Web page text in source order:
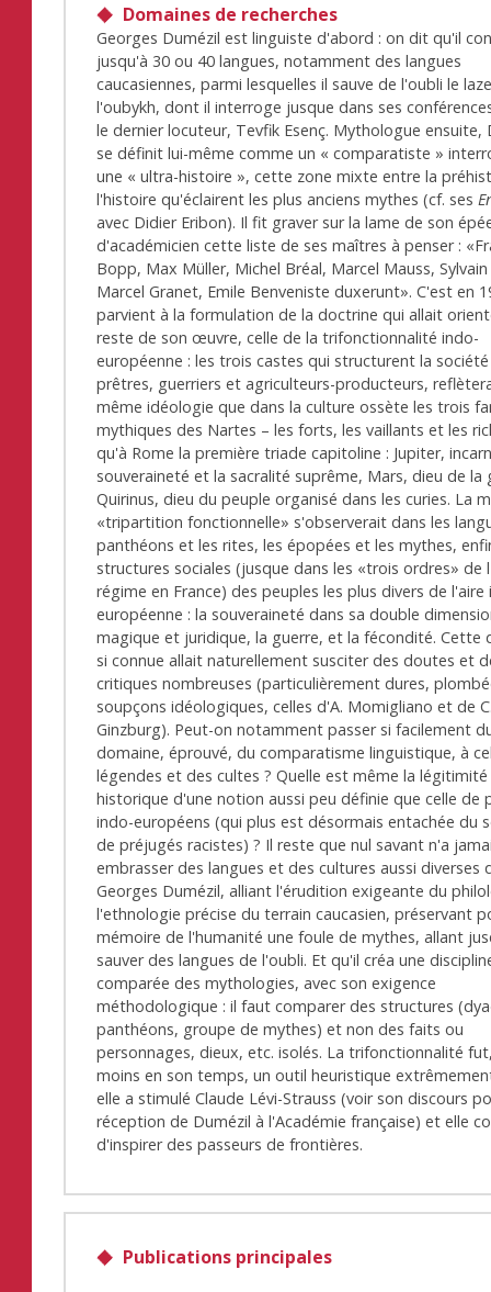
Domaines de recherches
Georges Dumézil est linguiste d'abord : on dit qu'il
jusqu'à 30 ou 40 langues, notamment des langues
caucasiennes, parmi lesquelles il sauve de l'oubli le
l'oubykh, dont il interroge jusque dans ses
le dernier locuteur, Tevfik Esenç. Mythologue ensuite,
se définit lui-même comme un « comparatiste »
une « ultra-histoire », cette zone mixte entre la
l'histoire qu'éclairent les plus anciens mythes (cf. ses
avec Didier Eribon). Il fit graver sur la lame de son
d'académicien cette liste de ses maîtres à penser :
Bopp, Max Müller, Michel Bréal, Marcel Mauss,
Marcel Granet, Emile Benveniste duxerunt». C'est en
parvient à la formulation de la doctrine qui allait
reste de son œuvre, celle de la trifonctionnalité indo-
européenne : les trois castes qui structurent la
prêtres, guerriers et agriculteurs-producteurs,
même idéologie que dans la culture ossète les trois
mythiques des Nartes – les forts, les vaillants et les
qu'à Rome la première triade capitoline : Jupiter,
souveraineté et la sacralité suprême, Mars, dieu de la
Quirinus, dieu du peuple organisé dans les curies. La
«tripartition fonctionnelle» s'observerait dans les
panthéons et les rites, les épopées et les mythes,
structures sociales (jusque dans les «trois ordres» de
régime en France) des peuples les plus divers de l'aire
européenne : la souveraineté dans sa double
magique et juridique, la guerre, et la fécondité. Cette
si connue allait naturellement susciter des doutes et
critiques nombreuses (particulièrement dures,
soupçons idéologiques, celles d'A. Momigliano et de
Ginzburg). Peut-on notamment passer si facilement
domaine, éprouvé, du comparatisme linguistique, à
légendes et des cultes ? Quelle est même la légitimité
historique d'une notion aussi peu définie que celle de
indo-européens (qui plus est désormais entachée du
de préjugés racistes) ? Il reste que nul savant n'a
embrasser des langues et des cultures aussi diverses
Georges Dumézil, alliant l'érudition exigeante du
l'ethnologie précise du terrain caucasien, préservant
mémoire de l'humanité une foule de mythes, allant
sauver des langues de l'oubli. Et qu'il créa une
comparée des mythologies, avec son exigence
méthodologique : il faut comparer des structures
panthéons, groupe de mythes) et non des faits ou
personnages, dieux, etc. isolés. La trifonctionnalité
moins en son temps, un outil heuristique
elle a stimulé Claude Lévi-Strauss (voir son discours
réception de Dumézil à l'Académie française) et elle
d'inspirer des passeurs de frontières.
Publications principales